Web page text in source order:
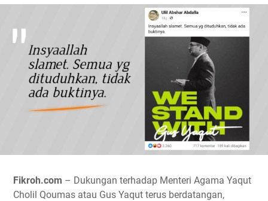
Fikroh.com – Dukungan terhadap Menteri Agama Yaqut
Cholil Qoumas atau Gus Yaqut terus berdatangan,